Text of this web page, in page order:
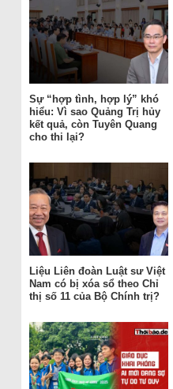
Sự “hợp tình, hợp lý” khó
hiểu: Vì sao Quảng Trị hủy
kết quả, còn Tuyên Quang
cho thi lại?
Liệu Liên đoàn Luật sư Việt
Nam có bị xóa sổ theo Chỉ
thị số 11 của Bộ Chính trị?